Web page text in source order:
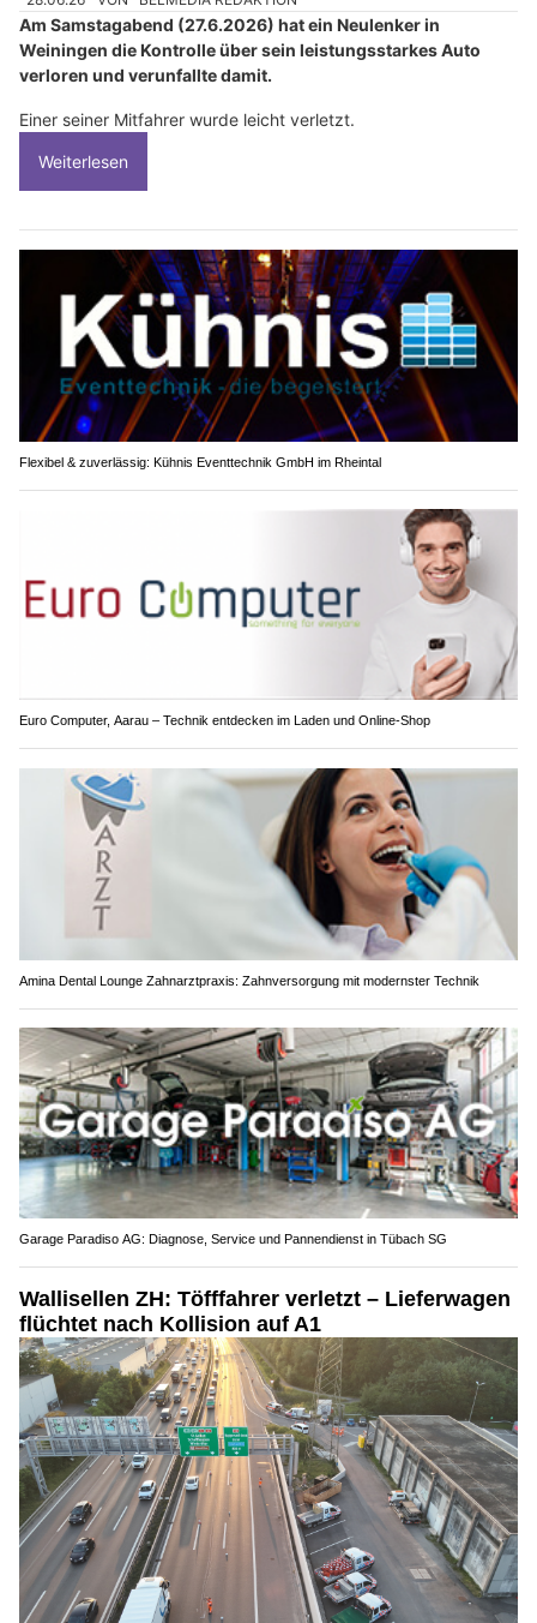
Am Samstagabend (27.6.2026) hat ein Neulenker in
Weiningen die Kontrolle über sein leistungsstarkes Auto
verloren und verunfallte damit.
Einer seiner Mitfahrer wurde leicht verletzt.
Weiterlesen
Flexibel & zuverlässig: Kühnis Eventtechnik GmbH im Rheintal
Euro Computer, Aarau – Technik entdecken im Laden und Online-Shop
Amina Dental Lounge Zahnarztpraxis: Zahnversorgung mit modernster Technik
Garage Paradiso AG: Diagnose, Service und Pannendienst in Tübach SG
Wallisellen ZH: Töfffahrer verletzt – Lieferwagen
flüchtet nach Kollision auf A1